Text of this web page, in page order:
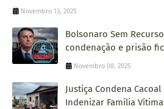
Novembro 13, 2025
Bolsonaro Sem
condenação e prisão
Novembro 08, 2025
Justiça Condena
Indenizar Família